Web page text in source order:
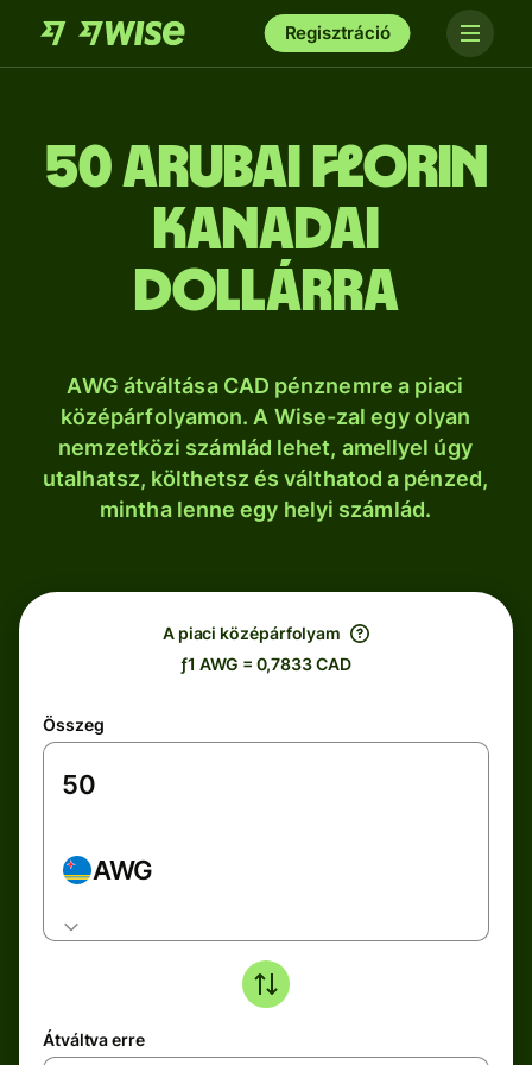
Regisztráció
50 arubai florin
kanadai
dollárra
AWG átváltása CAD pénznemre a piaci
középárfolyamon. A Wise-zal egy olyan
nemzetközi számlád lehet, amellyel úgy
utalhatsz, költhetsz és válthatod a pénzed,
mintha lenne egy helyi számlád.
A piaci középárfolyam
ƒ1 AWG = 0,7833 CAD
Összeg
AWG
Átváltva erre